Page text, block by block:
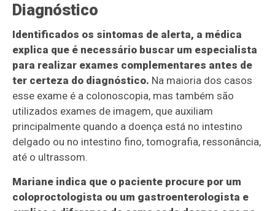
Diagnóstico
Identificados os sintomas de alerta, a médica
explica que é necessário buscar um especialista
para realizar exames complementares antes de
ter certeza do diagnóstico. Na maioria dos casos
esse exame é a colonoscopia, mas também são
utilizados exames de imagem, que auxiliam
principalmente quando a doença está no intestino
delgado ou no intestino fino, tomografia, ressonância,
até o ultrassom.
Mariane indica que o paciente procure por um
coloproctologista ou um gastroenterologista e